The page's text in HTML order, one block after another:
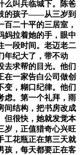
么叫兵临城下。陈爸
的孩子——从三岁到
二十平的三居室，
妈拉着她的手，眼中
一段时间。老迈老二
年纪大了，带不动
去求帮的目光。他们
在一家告白公司做创
变，糊口纪律。他们
虑。第一个礼拜，雨
间结构，把书房改成
但很快，她就发觉本
岁，正值猎奇心兴旺
工花瓶正在第三天就
孩，每天都要正在客